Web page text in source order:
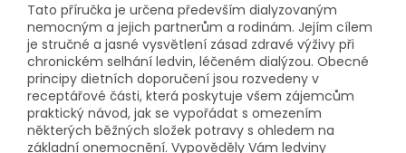
Tato příručka je určena především dialyzovaným
nemocným a jejich partnerům a rodinám. Jejím cílem
je stručné a jasné vysvětlení zásad zdravé výživy při
chronickém selhání ledvin, léčeném dialýzou. Obecné
principy dietních doporučení jsou rozvedeny v
receptářové části, která poskytuje všem zájemcům
praktický návod, jak se vypořádat s omezením
některých běžných složek potravy s ohledem na
základní onemocnění. Vypověděly Vám ledviny